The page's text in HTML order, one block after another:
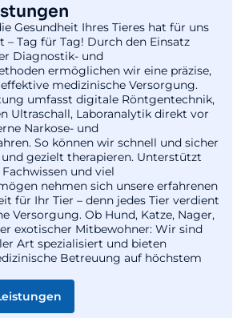
Gesundheit Ihres Tieres hat für uns
Tag für Tag! Durch den Einsatz
Diagnostik- und
ermöglichen wir eine präzise,
medizinische Versorgung.
umfasst digitale Röntgentechnik,
Ultraschall, Laboranalytik direkt vor
Narkose- und
So können wir schnell und sicher
gezielt therapieren. Unterstützt
und viel
nehmen sich unsere erfahrenen
für Ihr Tier – denn jedes Tier verdient
Versorgung. Ob Hund, Katze, Nager,
exotischer Mitbewohner: Wir sind
Art spezialisiert und bieten
Betreuung auf höchstem